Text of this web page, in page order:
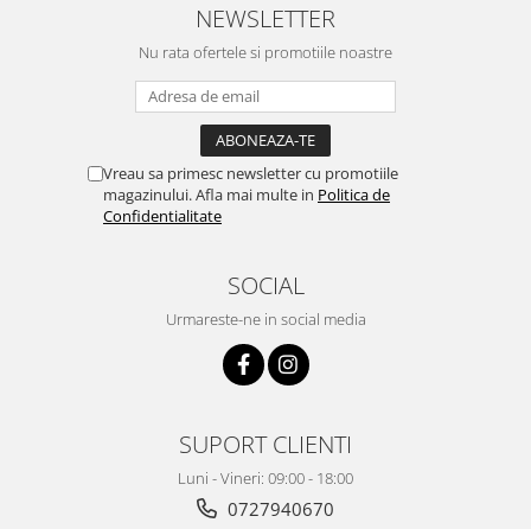
NEWSLETTER
Nu rata ofertele si promotiile noastre
Vreau sa primesc newsletter cu promotiile
magazinului. Afla mai multe in Politica de
Confidentialitate
SOCIAL
Urmareste-ne in social media
SUPORT CLIENTI
Luni - Vineri: 09:00 - 18:00
0727940670